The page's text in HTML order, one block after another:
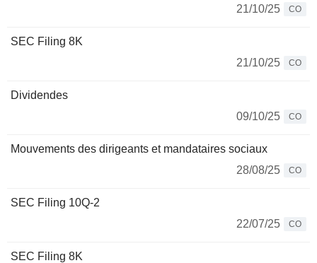
21/10/25
CO
SEC Filing 8K
21/10/25
CO
Dividendes
09/10/25
CO
Mouvements des dirigeants et mandataires sociaux
28/08/25
CO
SEC Filing 10Q-2
22/07/25
CO
SEC Filing 8K